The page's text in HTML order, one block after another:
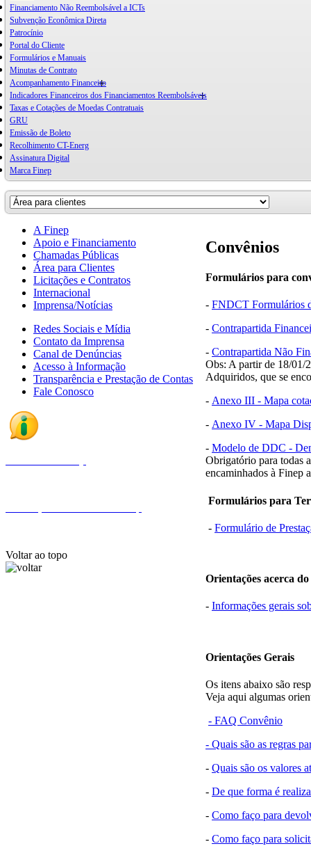
Financiamento Não Reembolsável a ICTs
Subvenção Econômica Direta
Patrocínio
Portal do Cliente
Formulários e Manuais
Minutas de Contrato
Acompanhamento Financeiro
Indicadores Financeiros dos Financiamentos Reembolsáveis
Taxas e Cotações de Moedas Contratuais
GRU
Emissão de Boleto
Recolhimento CT-Energ
Assinatura Digital
Marca Finep
Convênios
Formulários para
- FNDCT Formulários
- Contrapartida
- Contrapartida Não
Obs: A partir de 18/01/
Adquiridos, que se
- Anexo III - Mapa
- Anexo IV - Mapa
- Modelo de DDC -
Obrigatório para todas
encaminhados à Finep
Formulários para
- Formulário de
Orientações acerca
- Informações gerais
Orientações Gerais
Os itens abaixo são
Veja aqui algumas
- FAQ Convênio
- Quais são as regras
- Quais são os valores
- De que forma é
- Como faço para
- Como faço para
A Finep
Apoio e Financiamento
Chamadas Públicas
Área para Clientes
Licitações e Contratos
Internacional
Imprensa/Notícias
Redes Sociais e Mídia
Contato da Imprensa
Canal de Denúncias
Acesso à Informação
Transparência e Prestação de Contas
Fale Conosco
Voltar ao topo